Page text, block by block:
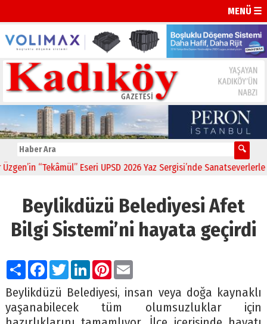
MENÜ ☰
“Tekâmül” Eseri UPSD 2026 Yaz Sergisi’nde Sanatseverlerle
Beylikdüzü Belediyesi Afet
Bilgi Sistemi’ni hayata geçirdi
PaylaşFacebook
TwitterLinkedIn
Pinterest
Email
Beylikdüzü Belediyesi, insan veya doğa kaynaklı
yaşanabilecek tüm olumsuzluklar için